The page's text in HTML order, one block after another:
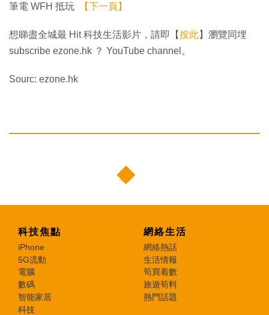
筆電 WFH 抵玩
【下一頁】
想睇盡全城最 Hit 科技生活影片，請即【按此】瀏覽同埋
subscribe ezone.hk ？ YouTube channel。
Sourc: ezone.hk
科技焦點
iPhone
5G流動
電腦
數碼
智能家居
科技
網絡生活
網絡熱話
生活情報
筍買着數
旅遊筍料
熱門話題